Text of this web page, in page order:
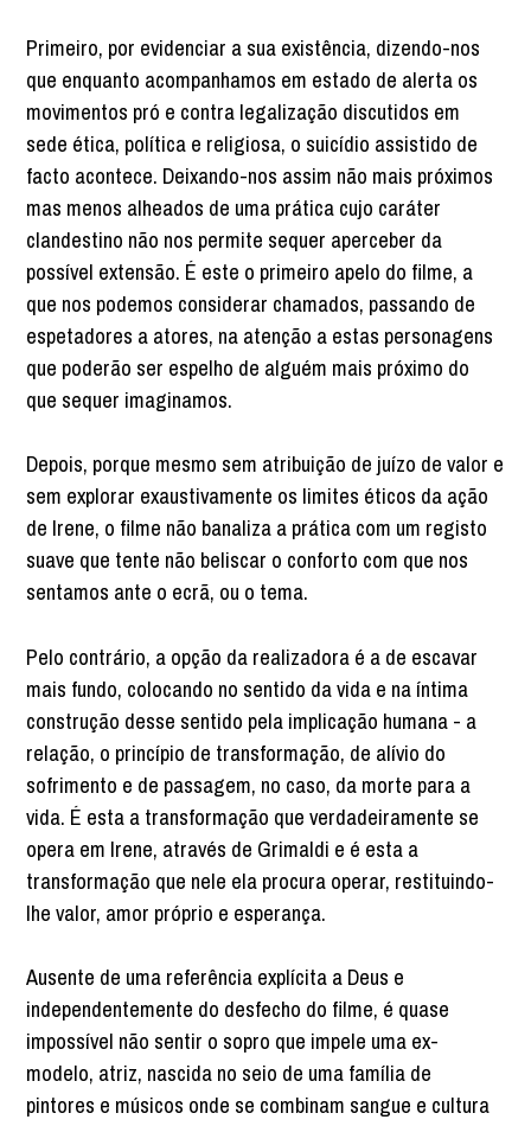
Primeiro, por evidenciar a sua existência, dizendo-nos
que enquanto acompanhamos em estado de alerta os
movimentos pró e contra legalização discutidos em
sede ética, política e religiosa, o suicídio assistido de
facto acontece. Deixando-nos assim não mais próximos
mas menos alheados de uma prática cujo caráter
clandestino não nos permite sequer aperceber da
possível extensão. É este o primeiro apelo do filme, a
que nos podemos considerar chamados, passando de
espetadores a atores, na atenção a estas personagens
que poderão ser espelho de alguém mais próximo do
que sequer imaginamos.
Depois, porque mesmo sem atribuição de juízo de valor e
sem explorar exaustivamente os limites éticos da ação
de Irene, o filme não banaliza a prática com um registo
suave que tente não beliscar o conforto com que nos
sentamos ante o ecrã, ou o tema.
Pelo contrário, a opção da realizadora é a de escavar
mais fundo, colocando no sentido da vida e na íntima
construção desse sentido pela implicação humana - a
relação, o princípio de transformação, de alívio do
sofrimento e de passagem, no caso, da morte para a
vida. É esta a transformação que verdadeiramente se
opera em Irene, através de Grimaldi e é esta a
transformação que nele ela procura operar, restituindo-
lhe valor, amor próprio e esperança.
Ausente de uma referência explícita a Deus e
independentemente do desfecho do filme, é quase
impossível não sentir o sopro que impele uma ex-
modelo, atriz, nascida no seio de uma família de
pintores e músicos onde se combinam sangue e cultura